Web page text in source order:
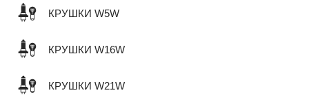
КРУШКИ W5W
КРУШКИ W16W
КРУШКИ W21W